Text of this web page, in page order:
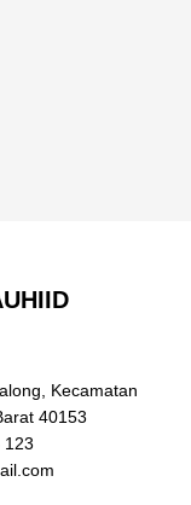
Kecamatan
40153
123